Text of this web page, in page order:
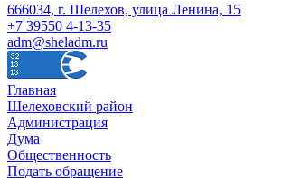
666034, г. Шелехов, улица Ленина, 15
+7 39550 4-13-35
adm@sheladm.ru
Главная
Шелеховский район
Администрация
Дума
Общественность
Подать обращение